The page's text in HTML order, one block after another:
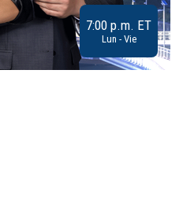
7:00 p.m. ET
Lun - Vie